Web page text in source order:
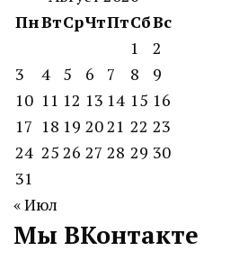
ПнВтСрЧтПтСбВс
1
2
3
4 5 6 7 8
9
10 11 12 13 14 15 16
17 18 19 2021 22 23
24 25 26 27 28 29 30
31
« Июл
Мы ВКонтакте